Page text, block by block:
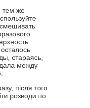
тем же
стараясь,
между
після того
розводи по